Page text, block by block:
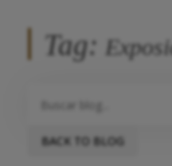
Tag:
BACK TO BLOG